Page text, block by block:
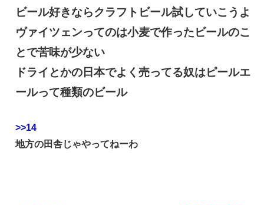
ビール好きならクラフトビール試していこうよ
ヴァイツェンってのは小麦で作ったビールのこ
とで苦味が少ない
ドライとかの日本でよく売ってる奴はピールエ
ールって種類のビール
>>14
地方の田舎じゃやってねーわ